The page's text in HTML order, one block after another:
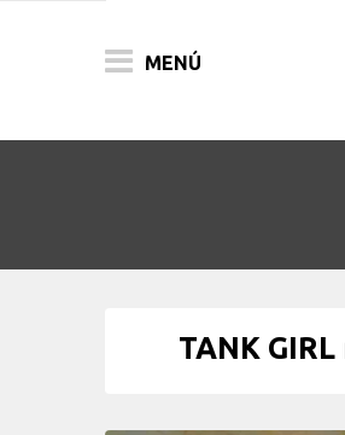
MENÚ
TANK
FESTIVALES